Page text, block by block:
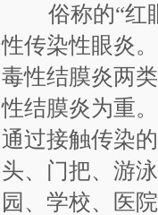
俗称的“红
性传染性眼炎
毒性结膜炎两
性结膜炎为重
通过接触传染
头、门把、游
园、学校、医